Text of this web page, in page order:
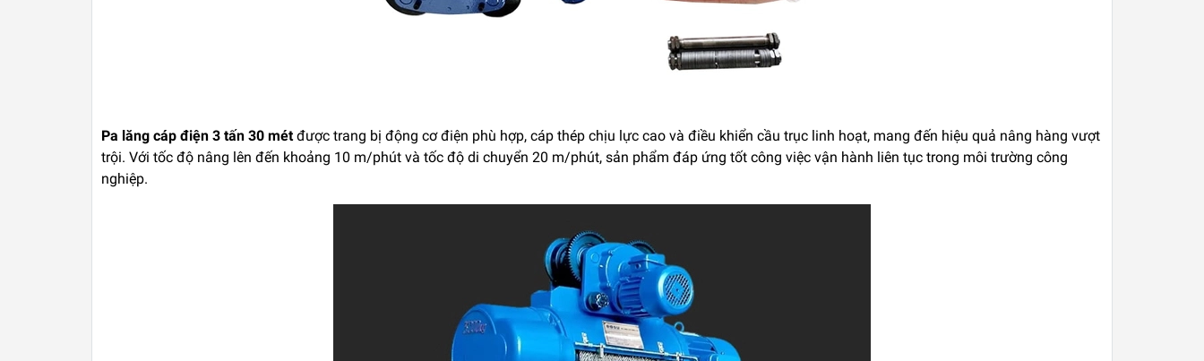
Pa lăng cáp điện 3 tấn 30 métđược trang bị động cơ điện phù hợp, cáp thép chịu lực cao và điều khiển cầu trục linh hoạt, mang đến hiệu quả nâng hàng vượt
trội. Với tốc độ nâng lên đến khoảng 10 m/phút và tốc độ di chuyển 20 m/phút, sản phẩm đáp ứng tốt công việc vận hành liên tục trong môi trường công
nghiệp.